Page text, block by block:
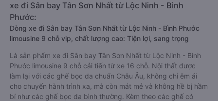
xe đi Sân bay Tân Sơn Nhất từ Lộc Ninh - Bình
Phước:
Dòng xe đi Sân bay Tân Sơn Nhất từ Lộc Ninh - Bình Phước
limousine 9 chỗ vip, chất lượng cao: Tiện lợi, sang trọng
Là sản phẩm xe đi Sân bay Tân Sơn Nhất từ Lộc Ninh - Bình
Phước limousine 9 chỗ cải tiến từ xe 16 chỗ. Nội thất được
làm lại với các ghế bọc da chuẩn Châu Âu, không chỉ êm ái
cho chuyến hành trình xa, mà còn mát mẻ và không hề bị hầm
bí như các ghế bọc da bình thường. Kèm theo các ghế có